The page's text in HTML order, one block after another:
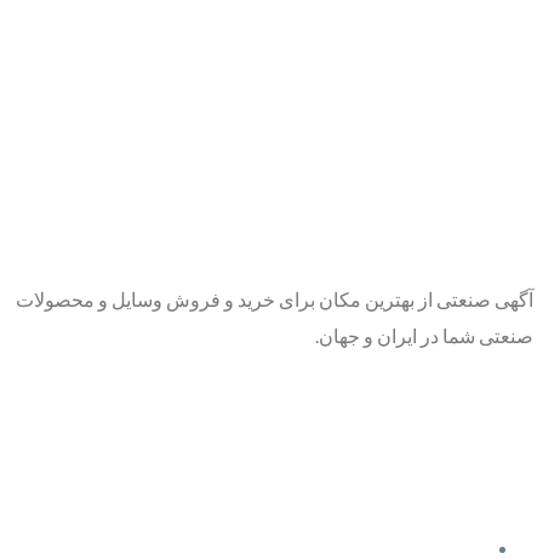
آگهی صنعتی از بهترین مکان برای خرید و فروش وسایل و محصولات
صنعتی شما در ایران و جهان.